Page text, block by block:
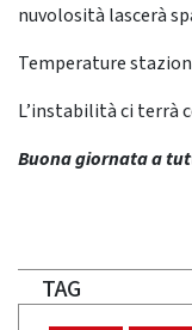
nuvolosità lascerà
Temperature
L’instabilità ci terrà
Buona giornata a
TAG